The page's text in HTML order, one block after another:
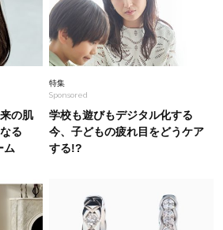
き】楽ちんなのにきれい見え！40代が
行に着たい「名品ワンピ」
トーン派40代の夏カジュアル】大人に似
サン＆スニーカーで〈3選〉
も好印象でいたい！」40代のための
んと見えトップス】5選〈通勤・学校行事
の肌
る
ム
特集
Sponsored
学校も遊びもデジタル化する
今、子どもの疲れ目をどうケア
する!?